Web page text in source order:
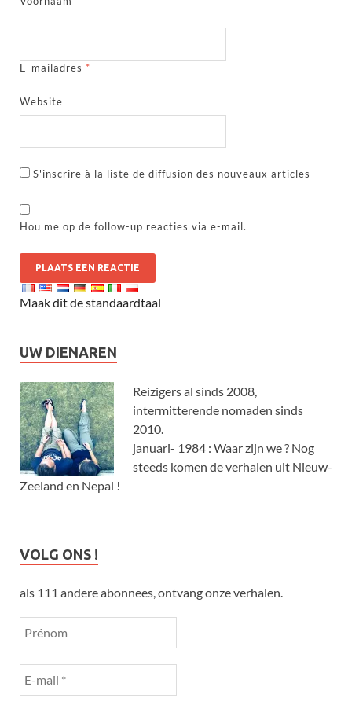
E-mailadres *
Website
S'inscrire à la liste de diffusion des nouveaux articles
Hou me op de follow-up reacties via e-mail.
Maak dit de standaardtaal
UW DIENAREN
Reizigers al sinds 2008,
intermitterende nomaden sinds
2010.
januari- 1984 : Waar zijn we ? Nog
steeds komen de verhalen uit Nieuw-
Zeeland en Nepal !
VOLG ONS !
als 111 andere abonnees, ontvang onze verhalen.